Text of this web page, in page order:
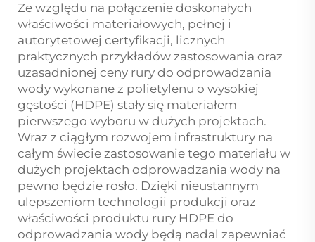
Ze względu na połączenie doskonałych
właściwości materiałowych, pełnej i
autorytetowej certyfikacji, licznych
praktycznych przykładów zastosowania oraz
uzasadnionej ceny rury do odprowadzania
wody wykonane z polietylenu o wysokiej
gęstości (HDPE) stały się materiałem
pierwszego wyboru w dużych projektach.
Wraz z ciągłym rozwojem infrastruktury na
całym świecie zastosowanie tego materiału w
dużych projektach odprowadzania wody na
pewno będzie rosło. Dzięki nieustannym
ulepszeniom technologii produkcji oraz
właściwości produktu rury HDPE do
odprowadzania wody będą nadal zapewniać